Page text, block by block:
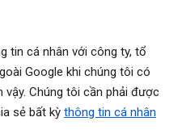
tin cá nhân với công ty, tổ
Google khi chúng tôi có
Chúng tôi cần phải được
sẻ bất kỳ thông tin cá nhân